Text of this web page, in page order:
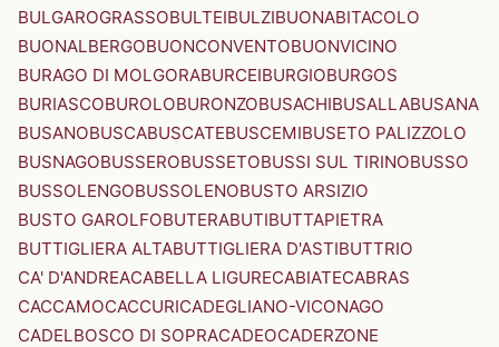
BULGAROGRASSOBULTEIBULZIBUONABITACOLO
BUONALBERGOBUONCONVENTOBUONVICINO
BURAGO DI MOLGORABURCEIBURGIOBURGOS
BURIASCOBUROLOBURONZOBUSACHIBUSALLABUSANA
BUSANOBUSCABUSCATEBUSCEMIBUSETO PALIZZOLO
BUSNAGOBUSSEROBUSSETOBUSSI SUL TIRINOBUSSO
BUSSOLENGOBUSSOLENOBUSTO ARSIZIO
BUSTO GAROLFOBUTERABUTIBUTTAPIETRA
BUTTIGLIERA ALTABUTTIGLIERA D'ASTIBUTTRIO
CA' D'ANDREACABELLA LIGURECABIATECABRAS
CACCAMOCACCURICADEGLIANO-VICONAGO
CADELBOSCO DI SOPRACADEOCADERZONE